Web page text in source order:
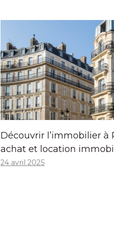
Découvrir l’immobilier à
achat et location
24 avril 2025